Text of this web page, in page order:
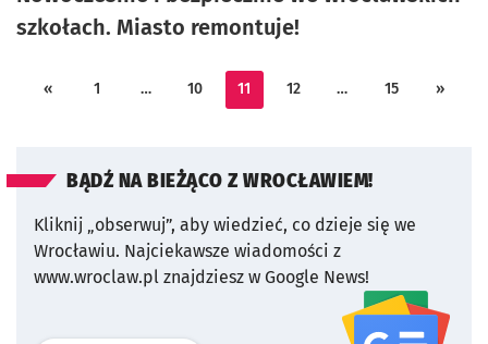
szkołach. Miasto remontuje!
« 1 … 10 11 12 … 15 »
BĄDŹ NA BIEŻĄCO Z WROCŁAWIEM!
Kliknij „obserwuj”, aby wiedzieć, co dzieje się we
Wrocławiu. Najciekawsze wiadomości z
www.wroclaw.pl znajdziesz w Google News!